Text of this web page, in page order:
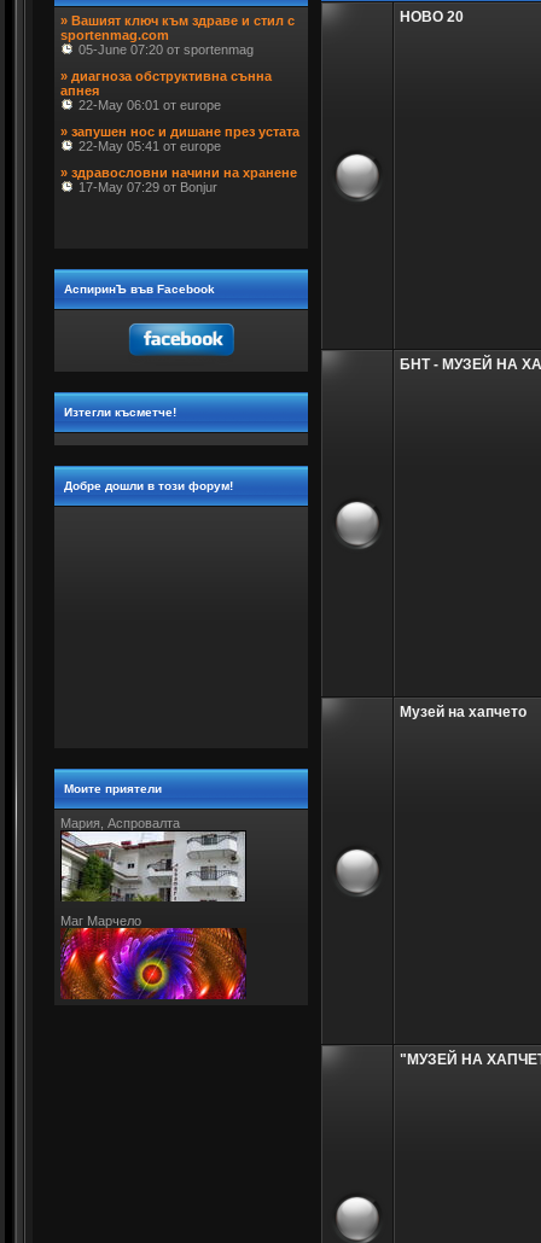
sportenmag.com
05-June 07:20 от sportenmag
» диагноза обструктивна сънна
22-May 06:01 от europe
» запушен нос и дишане през устата
» здравословни начини на хранене
АспиринЪ във Facebook
Изтегли късметче!
Добре дошли в този форум!
Моите приятели
Мария, Аспровалта
Маг Марчело
НОВО 20
БНТ - МУЗЕЙ НА
Музей на хапчето
"МУЗЕЙ НА